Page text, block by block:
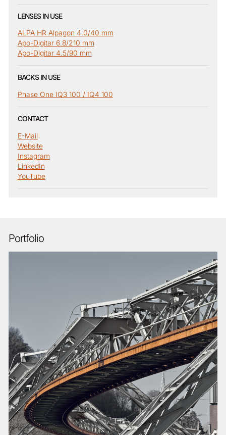
LENSES IN USE
ALPA HR Alpagon 4.0/40 mm
Apo-Digitar 6.8/210 mm
Apo-Digitar 4.5/90 mm
BACKS IN USE
Phase One IQ3 100 / IQ4 100
CONTACT
E-Mail
Website
Instagram
LinkedIn
YouTube
Portfolio